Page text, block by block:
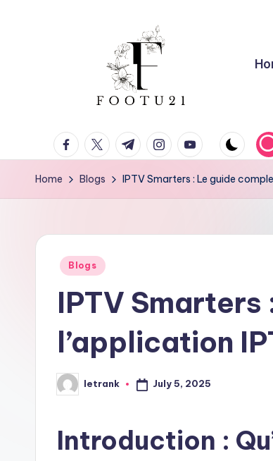
o
o
u
facebook.com
twitter.com
t.me instagram.com
youtube.com
Home Blogs IPTV Smarters : Le guide
Posted
Blogs
IPTV
l’application
Posted
by
letrank July 5, 2025
Introduction :